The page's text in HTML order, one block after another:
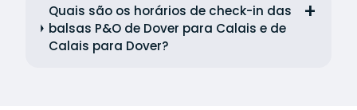
Quais são os horários de check-in das
balsas P&O de Dover para Calais e de
Calais para Dover?